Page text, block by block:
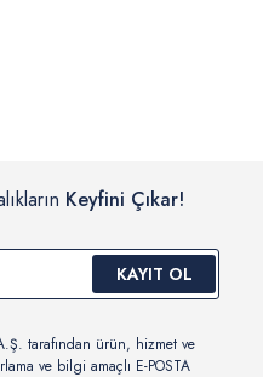
Keyfini Çıkar!
KAYIT OL
tarafından ürün, hizmet ve
ve bilgi amaçlı E-POSTA